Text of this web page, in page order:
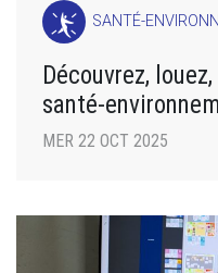
SANTÉ-
Découvrez,
santé-
MER 22 OCT 2025